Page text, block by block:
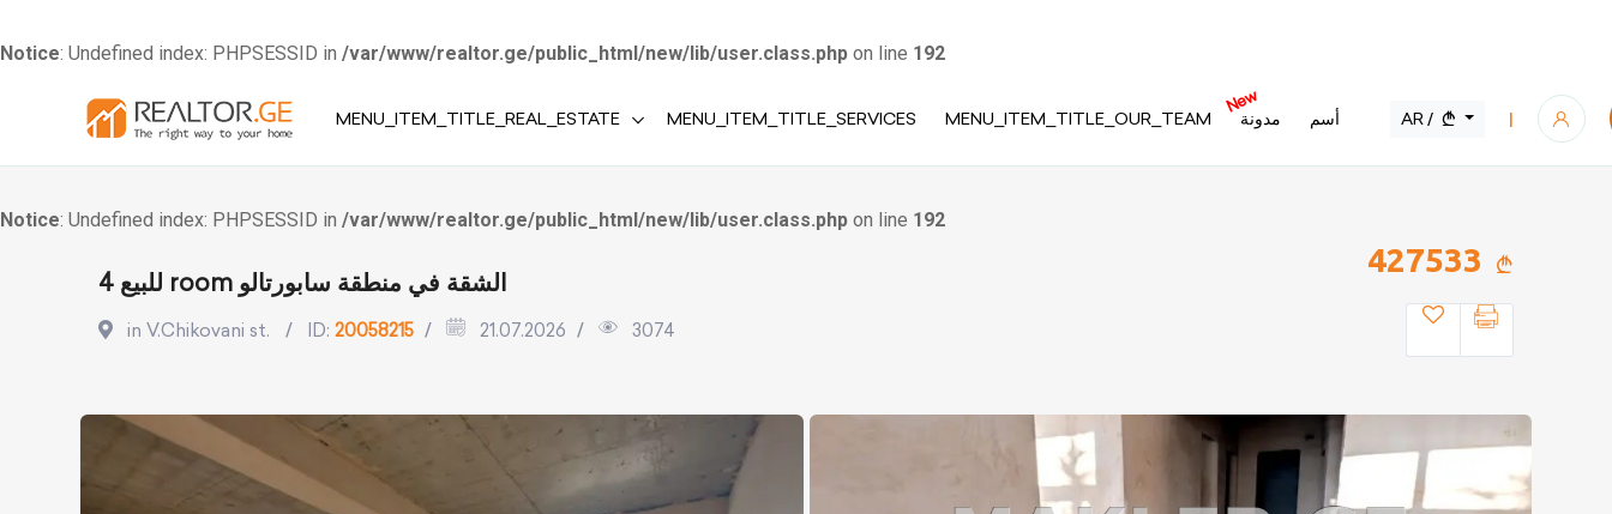
Notice: Undefined index: PHPSESSID in /var/www/realtor.ge/public_html/new/lib/user.class.php on line 192
content
MENU_ITEM_TITLE_REAL_ESTATE MENU_ITEM_TITLE_SERVICES MENU_ITEM_TITLE_OUR_TEAM
New
مدونة أسم AR /
Notice: Undefined index: PHPSESSID in /var/www/realtor.ge/public_html/new/lib/user.class.php on line 192
للبيع 4 room الشقة في منطقة سابورتالو
in V.Chikovani st. ID: 20058215 21.07.2026 3074
427533